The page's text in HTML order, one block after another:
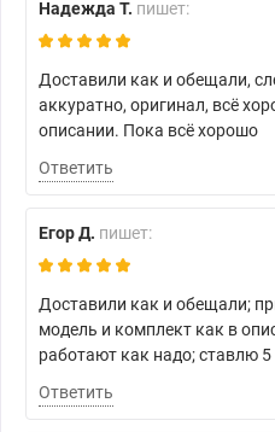
Надежда Т. пишет:
Доставили как и обещали,
аккуратно, оригинал, всё
описании. Пока всё хорошо
Ответить
Егор Д. пишет:
Доставили как и обещали;
модель и комплект как в
работают как надо; ставлю 5
Ответить